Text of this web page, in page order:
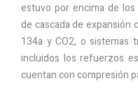
estuvo por encima de
de cascada de expansión
134a y CO2, o sistemas
incluidos los refuerzos
cuentan con compresión